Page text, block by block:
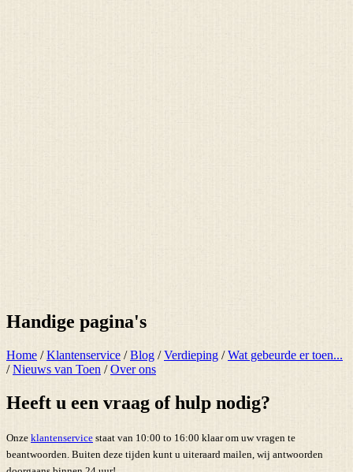
Handige pagina's
Home /Klantenservice /Blog /Verdieping /Wat gebeurde er toen...
/Nieuws van Toen /Over ons
Heeft u een vraag of hulp nodig?
Onze klantenservice staat van 10:00 to 16:00 klaar om uw vragen te
beantwoorden. Buiten deze tijden kunt u uiteraard mailen, wij antwoorden